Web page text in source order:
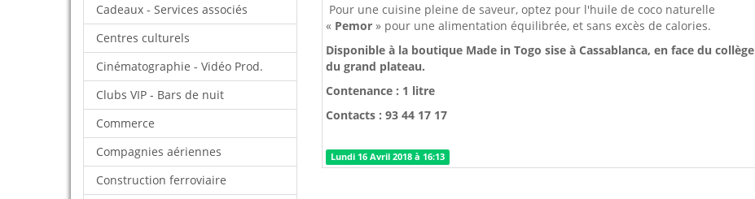
Cadeaux - Services associés
Centres culturels
Cinématographie - Vidéo Prod.
Clubs VIP - Bars de nuit
Commerce
Compagnies aériennes
Construction ferroviaire
Pour une cuisine pleine de saveur, optez pour l'huile de coco naturelle
« Pemor » pour une alimentation équilibrée, et sans excès de calories.
Disponible à la boutique Made in Togo sise à Cassablanca, en face du collège
du grand plateau.
Contenance : 1 litre
Contacts : 93 44 17 17
Lundi 16 Avril 2018 à 16:13